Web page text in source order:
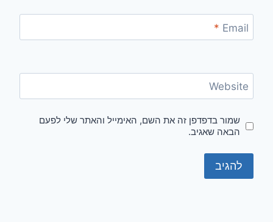
Email
*
Website
שמור בדפדפן זה את השם, האימייל והאתר שלי לפעם
הבאה שאגיב.